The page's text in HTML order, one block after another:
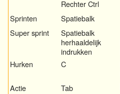
Rechter Ctrl
Sprinten
Spatiebalk
Super sprint
Spatiebalk
herhaaldelijk
indrukken
Hurken
C
Actie
Tab